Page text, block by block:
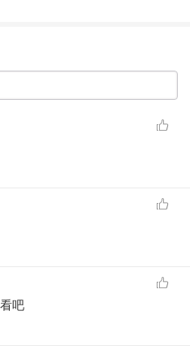
档 & 购票链接
推后。最新消息是：
纽约亚洲电影节
影推向北美各大院线公映！
吧